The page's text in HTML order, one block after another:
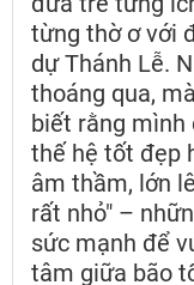
từng thờ ơ với
dự Thánh Lễ.
thoáng qua,
biết rằng mình
thế hệ tốt đẹp
âm thầm, lớn
rất nhỏ" –
sức mạnh để
tâm giữa bão